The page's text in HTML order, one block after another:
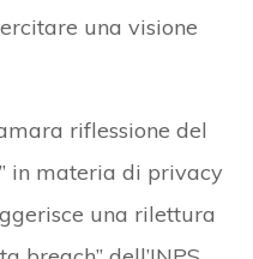
una visione
riflessione del
in materia di privacy
una rilettura